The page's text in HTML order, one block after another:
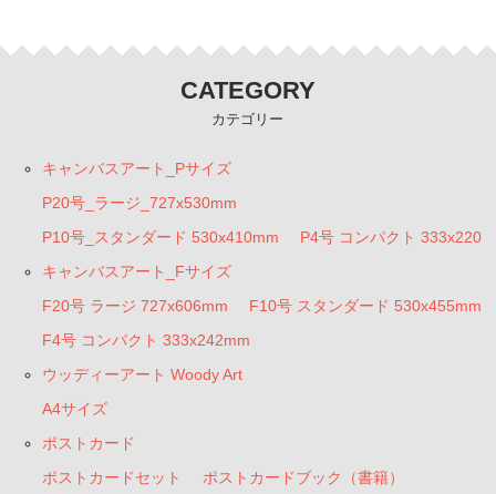
CATEGORY
カテゴリー
キャンバスアート_Pサイズ
P20号_ラージ_727x530mm
P10号_スタンダード 530x410mm
P4号 コンパクト
キャンバスアート_Fサイズ
F20号 ラージ 727x606mm
F10号 スタンダード 530x455mm
F4号 コンパクト 333x242mm
ウッディーアート Woody Art
A4サイズ
ポストカード
ポストカードセット
ポストカードブック（書籍）